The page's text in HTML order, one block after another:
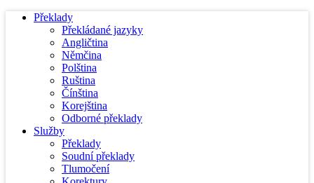
Překlady
Překládané jazyky
Angličtina
Němčina
Polština
Ruština
Čínština
Korejština
Odborné překlady
Služby
Překlady
Soudní překlady
Tlumočení